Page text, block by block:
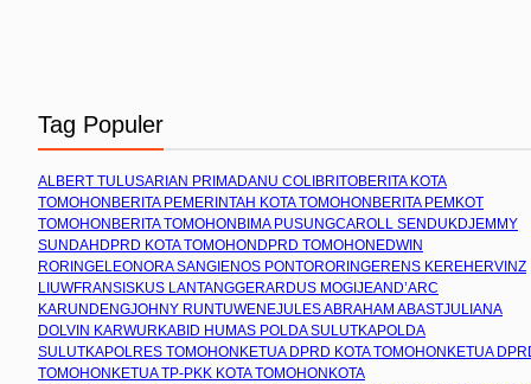
Tag Populer
ALBERT TULUSARIAN PRIMADANU COLIBRITOBERITA KOTA
TOMOHON BERITA PEMERINTAH KOTA TOMOHON BERITA PEMKOT
TOMOHON BERITA TOMOHON BIMA PUSUNGCAROLL SENDUKDJEMMY
SUNDAH DPRD KOTA TOMOHON DPRD TOMOHON EDWIN
RORINGELEONORA SANGI ENOS PONTORORINGERENS KEREH ERVINZ
LIUWFRANSISKUS LANTANGGERARDUS MOGI JEAND’ARC
KARUNDENGJOHNY RUNTUWENEJULES ABRAHAM ABASTJULIANA
DOLVIN KARWUR KABID HUMAS POLDA SULUTKAPOLDA
SULUTKAPOLRES TOMOHON KETUA DPRD KOTA TOMOHON KETUA
TOMOHON KETUA TP-PKK KOTA TOMOHON KOTA